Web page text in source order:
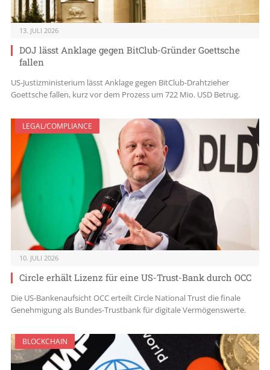
13. JULI 2026
DOJ lässt Anklage gegen BitClub-Gründer Goettsche
fallen
US-Justizministerium lässt Anklage gegen BitClub-Drahtzieher
Goettsche fallen, kurz vor dem Prozess um 722 Mio. USD Betrug.
LEGAL/COMPLIANCE
10. JULI 2026
Circle erhält Lizenz für eine US-Trust-Bank durch OCC
Die US-Bankenaufsicht OCC erteilt Circle National Trust die finale
Genehmigung als Bundes-Trustbank für digitale Vermögenswerte.
BLOCKCHAIN